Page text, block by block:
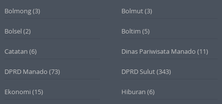
Bolmong(3) Bolmut(3)
Bolsel (2) Boltim (5)
Catatan (6) Dinas Pariwisata Manado (11)
DPRD Manado (73) DPRD Sulut(343)
Ekonomi (15) Hiburan (6)